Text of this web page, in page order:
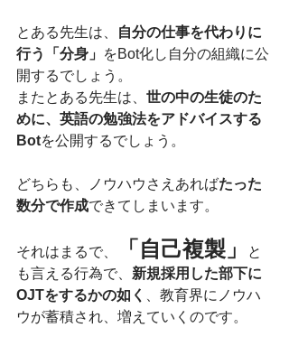
とある先生は、
自分の仕事を代わりに
行う「分身」 をBot化し自分の組織に公
開するでしょう。
またとある先生は、 世の中の生徒のた
めに、英語の勉強法をアドバイスする
Botを公開するでしょう。
どちらも、ノウハウさえあればたった
数分で作成できてしまいます。
それはまるで、 「自己複製」
と
も言える行為で、 新規採用した部下に
OJTをするかの如く
、教育界にノウハ
ウが蓄積され、増えていくのです。